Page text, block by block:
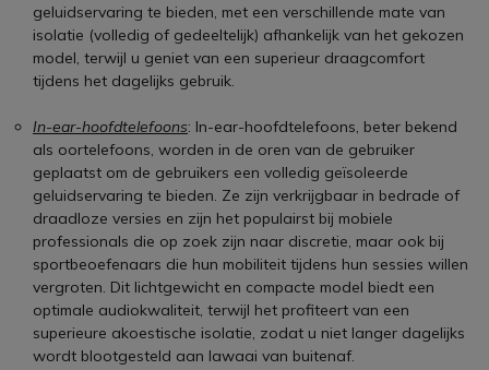
geluidservaring te bieden, met een verschillende mate van
isolatie (volledig of gedeeltelijk) afhankelijk van het gekozen
model, terwijl u geniet van een superieur draagcomfort
tijdens het dagelijks gebruik.
In-ear-hoofdtelefoons: In-ear-hoofdtelefoons, beter bekend
als oortelefoons, worden in de oren van de gebruiker
geplaatst om de gebruikers een volledig geïsoleerde
geluidservaring te bieden. Ze zijn verkrijgbaar in bedrade of
draadloze versies en zijn het populairst bij mobiele
professionals die op zoek zijn naar discretie, maar ook bij
sportbeoefenaars die hun mobiliteit tijdens hun sessies willen
vergroten. Dit lichtgewicht en compacte model biedt een
optimale audiokwaliteit, terwijl het profiteert van een
superieure akoestische isolatie, zodat u niet langer dagelijks
wordt blootgesteld aan lawaai van buitenaf.